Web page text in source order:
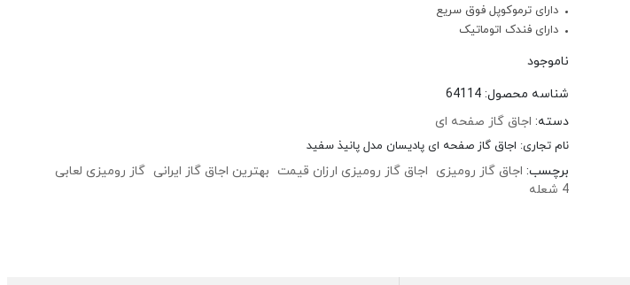
دارای ترموکوپل فوق سریع
دارای فندک اتوماتیک
ناموجود
شناسه محصول: 64114
دسته: اجاق گاز صفحه ای
نام تجاری: اجاق گاز صفحه ای پادیسان مدل پانیذ سفید
برچسب: اجاق گاز رومیزی اجاق گاز رومیزی ارزان قیمت بهترین اجاق گاز ایرانی گاز رومیزی لعابی
4 شعله